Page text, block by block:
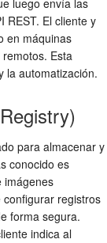
luego envía las
REST. El cliente y
en máquinas
Esta
la automatización.
para almacenar y
conocido es
imágenes
registros
forma segura.
indica al